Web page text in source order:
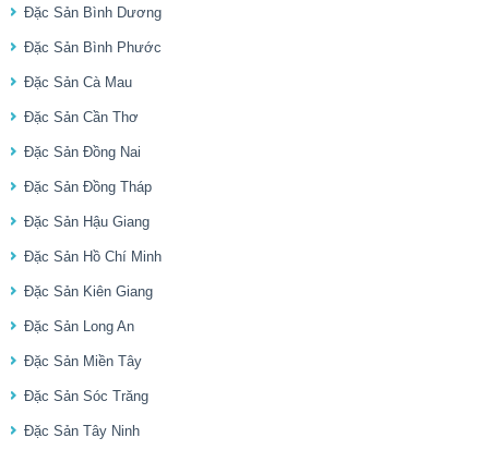
Đặc Sản Bình Dương
Đặc Sản Bình Phước
Đặc Sản Cà Mau
Đặc Sản Cần Thơ
Đặc Sản Đồng Nai
Đặc Sản Đồng Tháp
Đặc Sản Hậu Giang
Đặc Sản Hồ Chí Minh
Đặc Sản Kiên Giang
Đặc Sản Long An
Đặc Sản Miền Tây
Đặc Sản Sóc Trăng
Đặc Sản Tây Ninh